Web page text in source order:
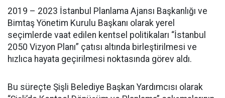
2019 – 2023 İstanbul Planlama Ajansı Başkanlığı ve
Bimtaş Yönetim Kurulu Başkanı olarak yerel
seçimlerde vaat edilen kentsel politikaları “İstanbul
2050 Vizyon Planı” çatısı altında birleştirilmesi ve
hızlıca hayata geçirilmesi noktasında görev aldı.
Bu süreçte Şişli Belediye Başkan Yardımcısı olarak